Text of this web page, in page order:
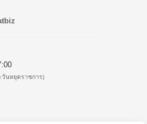
วันหยุดราชการ)